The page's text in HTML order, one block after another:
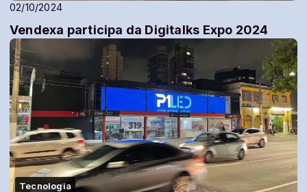
02/10/2024
Vendexa participa da Digitalks Expo 2024
Tecnologia